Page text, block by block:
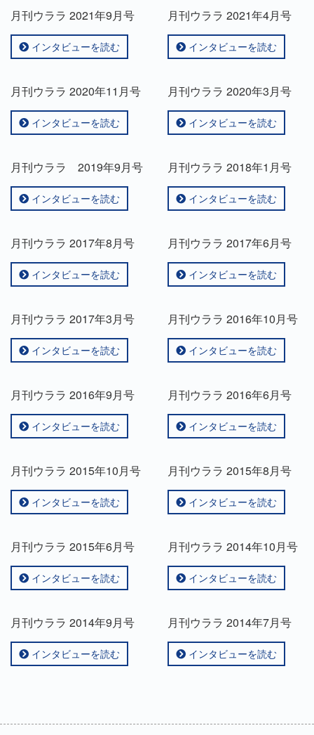
月刊ウララ 2021年9月号
インタビューを読む
月刊ウララ 2021年4月号
インタビューを読む
月刊ウララ 2020年11月号
インタビューを読む
月刊ウララ 2020年3月号
インタビューを読む
月刊ウララ 2019年9月号
インタビューを読む
月刊ウララ 2018年1月号
インタビューを読む
月刊ウララ 2017年8月号
インタビューを読む
月刊ウララ 2017年6月号
インタビューを読む
月刊ウララ 2017年3月号
インタビューを読む
月刊ウララ 2016年10月号
インタビューを読む
月刊ウララ 2016年9月号
インタビューを読む
月刊ウララ 2016年6月号
インタビューを読む
月刊ウララ 2015年10月号
インタビューを読む
月刊ウララ 2015年8月号
インタビューを読む
月刊ウララ 2015年6月号
インタビューを読む
月刊ウララ 2014年10月号
インタビューを読む
月刊ウララ 2014年9月号
インタビューを読む
月刊ウララ 2014年7月号
インタビューを読む